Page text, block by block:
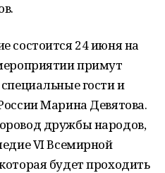
состоится 24 июня на
примут
гости и
Марина Девятова.
дружбы народов,
VI Всемирной
будет проходить